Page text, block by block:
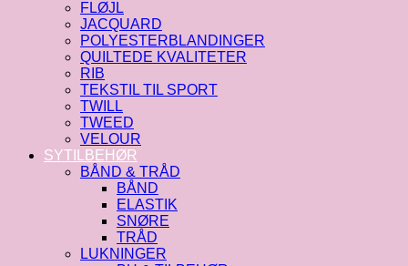
FLØJL
JACQUARD
POLYESTERBLANDINGER
QUILTEDE KVALITETER
RIB
TEKSTIL TIL SPORT
TWILL
TWEED
VELOUR
SYTILBEHØR
BÅND & TRÅD
BÅND
ELASTIK
SNØRE
TRÅD
LUKNINGER